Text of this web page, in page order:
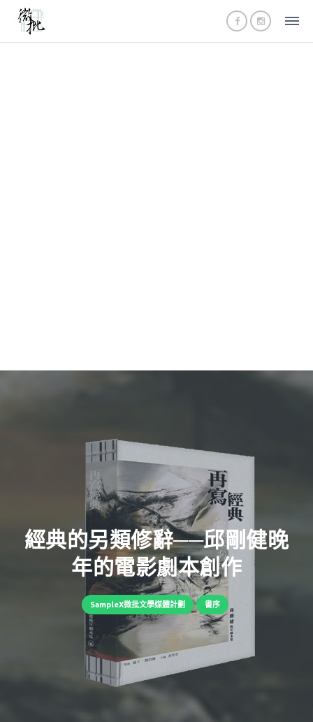
經典的另類修辭──邱剛健晚
年的電影劇本創作
SampleX微批文學媒體計劃 書序